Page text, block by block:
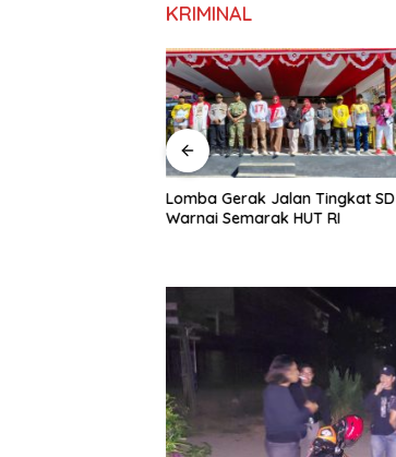
KRIMINAL
Lomba Gerak Jalan Tingkat SD
Warnai Semarak HUT RI